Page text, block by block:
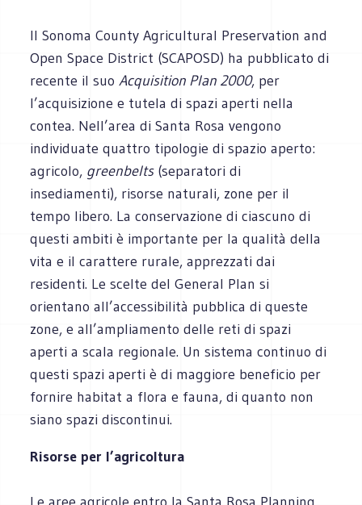
Il Sonoma County Agricultural Preservation and
Open Space District (SCAPOSD) ha pubblicato di
recente il suoAcquisition Plan 2000, per
l’acquisizione e tutela di spazi aperti nella
contea. Nell’area di Santa Rosa vengono
individuate quattro tipologie di spazio aperto:
agricolo, greenbelts(separatori di
insediamenti), risorse naturali, zone per il
tempo libero. La conservazione di ciascuno di
questi ambiti è importante per la qualità della
vita e il carattere rurale, apprezzati dai
residenti. Le scelte del General Plan si
orientano all’accessibilità pubblica di queste
zone, e all’ampliamento delle reti di spazi
aperti a scala regionale. Un sistema continuo di
questi spazi aperti è di maggiore beneficio per
fornire habitat a flora e fauna, di quanto non
siano spazi discontinui.
Risorse per l’agricoltura